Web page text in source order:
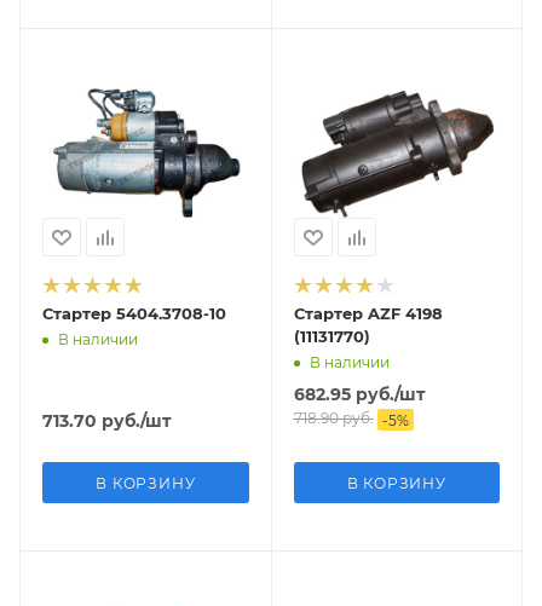
Стартер 5404.3708-10
В наличии
713.70 руб./шт
В КОРЗИНУ
Стартер AZF 4198
(11131770)
В наличии
682.95руб./шт
718.90руб. -5%
В КОРЗИНУ